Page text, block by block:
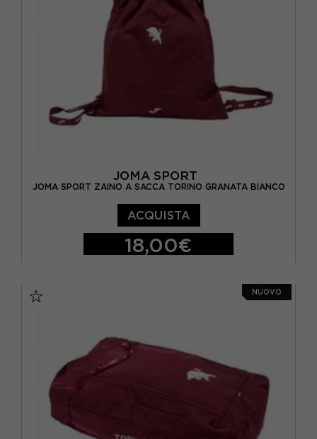
JOMA SPORT
JOMA SPORT ZAINO A SACCA TORINO GRANATA BIANCO
ACQUISTA
18,00€
NUOVO